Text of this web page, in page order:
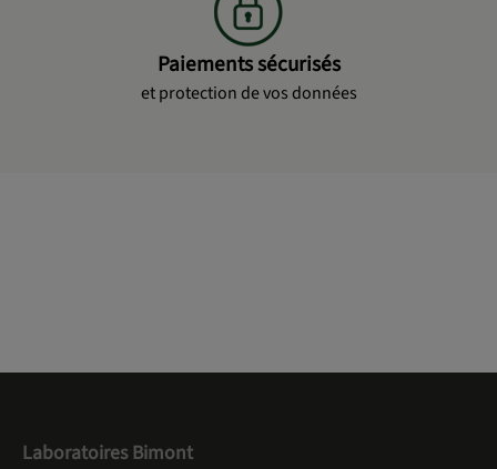
Paiements sécurisés
et protection de vos données
Laboratoires Bimont